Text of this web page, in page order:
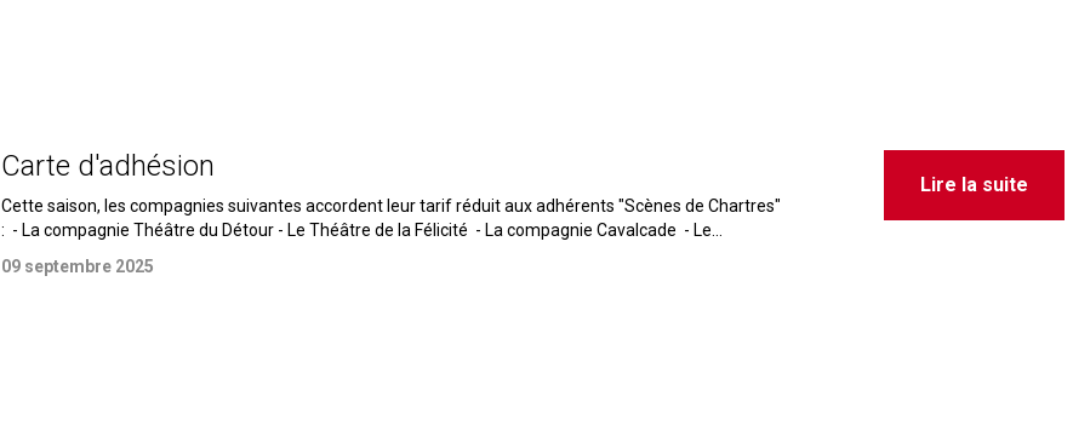
Carte d'adhésion
Cette saison, les compagnies suivantes accordent leur tarif réduit aux adhérents "Scènes de Chartres"
: - La compagnie Théâtre du Détour - Le Théâtre de la Félicité - La compagnie Cavalcade - Le...
09 septembre 2025
Lire la suite